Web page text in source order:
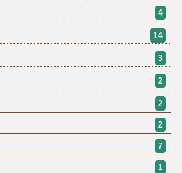
4
14
3
2
2
2
7
1